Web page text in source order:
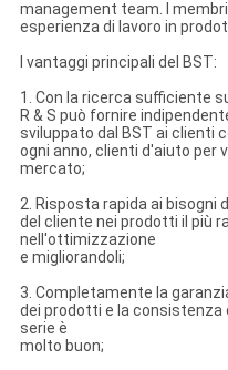
management team. I
esperienza di lavoro in
I vantaggi principali del BST:
1. Con la ricerca sufficiente
R & S può fornire
sviluppato dal BST ai clienti
ogni anno, clienti d'aiuto per
mercato;
2. Risposta rapida ai bisogni
del cliente nei prodotti il più
nell'ottimizzazione
e migliorandoli;
3. Completamente la
dei prodotti e la consistenza
serie è
molto buon;